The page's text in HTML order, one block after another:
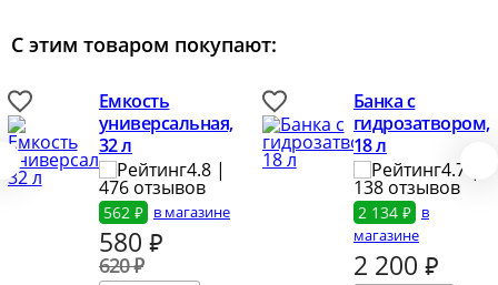
С этим товаром покупают:
Емкость
универсальная,
32 л
4.8 |
476 отзывов
562 ₽ в магазине
580 ₽
620 ₽
Банка с
гидрозатвором,
18 л
4.7 |
138 отзывов
2 134 ₽ в
магазине
2 200 ₽